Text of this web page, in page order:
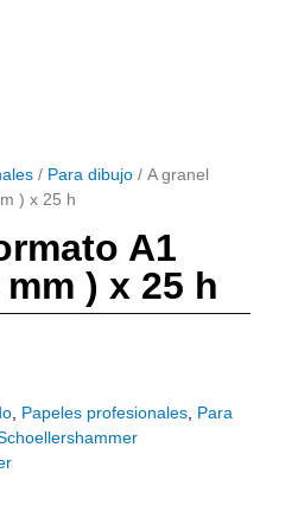
/ Para dibujo / A granel
) x 25 h
A1
) x 25 h
Papeles profesionales Para